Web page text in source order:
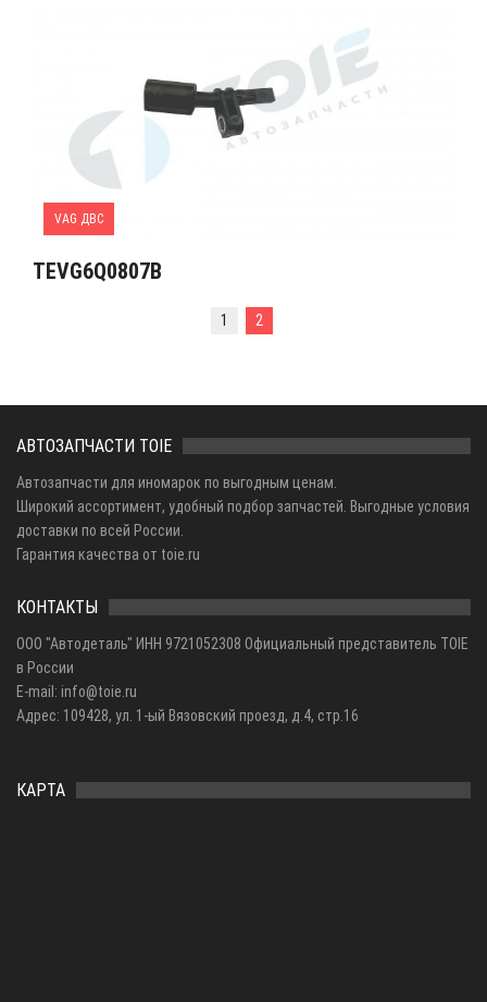
VAG ДВС
TEVG6Q0807B
1 2
АВТОЗАПЧАСТИ TOIE
Автозапчасти для иномарок по выгодным ценам.
Широкий ассортимент, удобный подбор запчастей. Выгодные условия
доставки по всей России.
Гарантия качества от toie.ru
КОНТАКТЫ
ООО "Автодеталь" ИНН 9721052308 Официальный представитель TOIE
в России
E-mail: info@toie.ru
Адрес: 109428, ул. 1-ый Вязовский проезд, д.4, стр.16
КАРТА